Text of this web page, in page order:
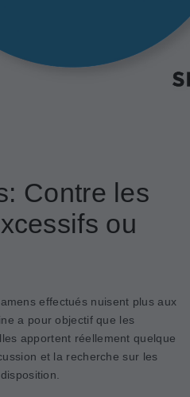
Contre les
ou
effectués nuisent plus aux
a pour objectif que les
apportent réellement quelque
et la recherche sur les